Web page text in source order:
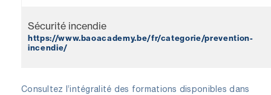
Sécurité incendie
https://www.baoacademy.be/fr/categorie/prevention-
incendie/
Consultez l’intégralité des formations disponibles dans